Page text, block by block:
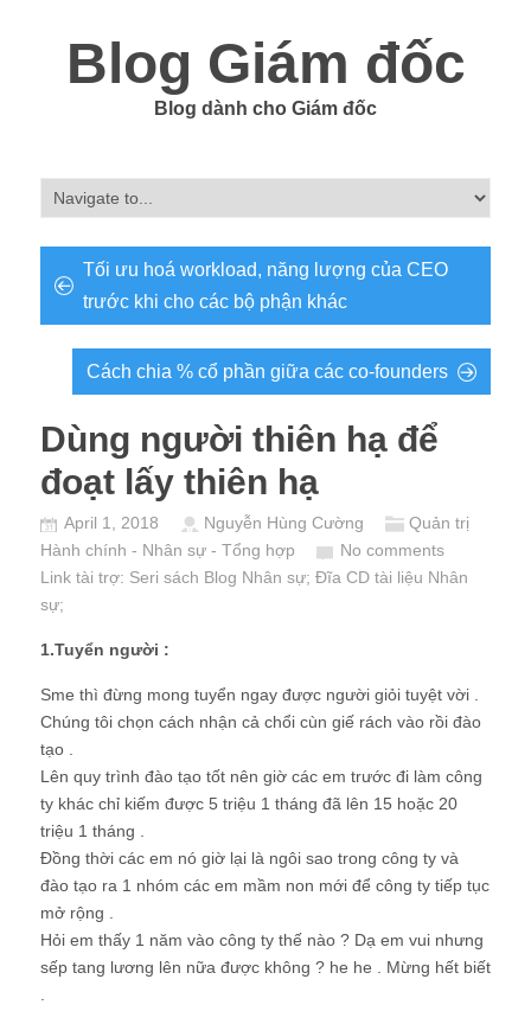
Blog Giám đốc
Blog dành cho Giám đốc
Tối ưu hoá workload, năng lượng của CEO
trước khi cho các bộ phận khác
Cách chia % cổ phần giữa các co-founders
Dùng người thiên hạ để
đoạt lấy thiên hạ
April 1, 2018 Nguyễn Hùng Cường
Quản trị
Hành chính - Nhân sự - Tổng hợp
No comments
Link tài trợ: Seri sách Blog Nhân sự; Đĩa CD tài liệu Nhân
sự;
1.Tuyển người :
Sme thì đừng mong tuyển ngay được người giỏi tuyệt vời .
Chúng tôi chọn cách nhận cả chổi cùn giế rách vào rồi đào
tạo .
Lên quy trình đào tạo tốt nên giờ các em trước đi làm công
ty khác chỉ kiếm được 5 triệu 1 tháng đã lên 15 hoặc 20
triệu 1 tháng .
Đồng thời các em nó giờ lại là ngôi sao trong công ty và
đào tạo ra 1 nhóm các em mầm non mới để công ty tiếp tục
mở rộng .
Hỏi em thấy 1 năm vào công ty thế nào ? Dạ em vui nhưng
sếp tang lương lên nữa được không ? he he . Mừng hết biết